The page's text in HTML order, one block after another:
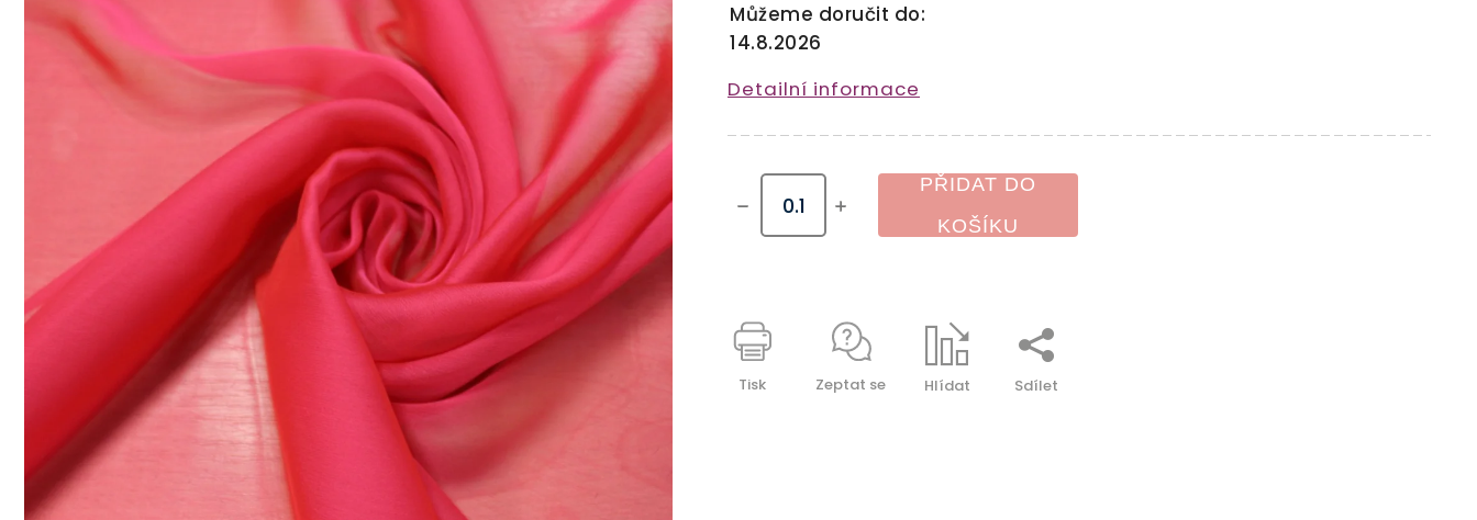
Můžeme doručit do:
14.8.2026
PŘIDAT DO
KOŠÍKU
Detailní informace
Tisk Zeptat se Hlídat Sdílet